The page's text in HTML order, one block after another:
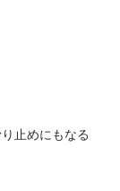
止めにもなる